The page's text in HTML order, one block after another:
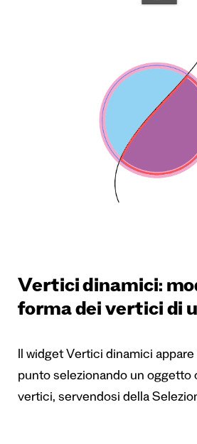
Vertici dinamici:
forma dei vertici di
Il widget Vertici dinamici
punto selezionando un oggetto
vertici, servendosi della